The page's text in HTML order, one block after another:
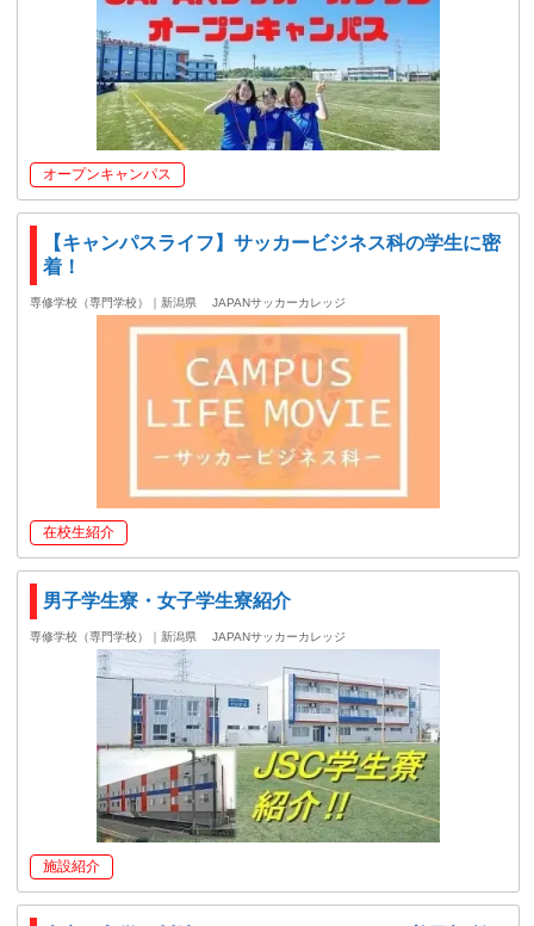
オープンキャンパス
【キャンパスライフ】サッカービジネス科の学生に密
着！
専修学校（専門学校）｜新潟県 JAPANサッカーカレッジ
在校生紹介
男子学生寮・女子学生寮紹介
専修学校（専門学校）｜新潟県 JAPANサッカーカレッジ
施設紹介